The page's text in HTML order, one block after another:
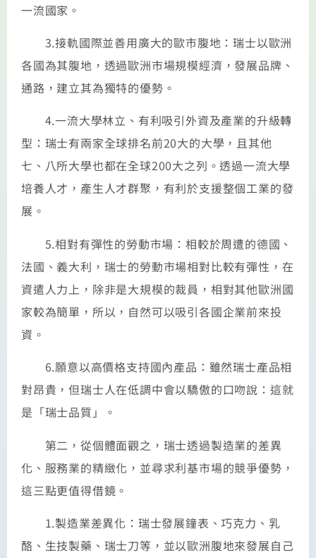
一流國家。
3.接軌國際並善用廣大的歐市腹地：瑞士以歐洲
各國為其腹地，透過歐洲市場規模經濟，發展品牌、
通路，建立其為獨特的優勢。
4.一流大學林立、有利吸引外資及產業的升級轉
型：瑞士有兩家全球排名前20大的大學，且其他
七、八所大學也都在全球200大之列。透過一流大學
培養人才，產生人才群聚，有利於支援整個工業的發
展。
5.相對有彈性的勞動市場：相較於周遭的德國、
法國、義大利，瑞士的勞動市場相對比較有彈性，在
資遣人力上，除非是大規模的裁員，相對其他歐洲國
家較為簡單，所以，自然可以吸引各國企業前來投
資。
6.願意以高價格支持國內產品：雖然瑞士產品相
對昂貴，但瑞士人在低調中會以驕傲的口吻說：這就
是「瑞士品質」。
第二，從個體面觀之，瑞士透過製造業的差異
化、服務業的精緻化，並尋求利基市場的競爭優勢，
這三點更值得借鏡。
1.製造業差異化：瑞士發展鐘表、巧克力、乳
酪、生技製藥、瑞士刀等，並以歐洲腹地來發展自己